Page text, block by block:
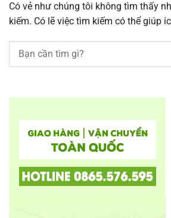
Có vẻ như chúng tôi không tìm thấy
kiếm. Có lẽ việc tìm kiếm có thể giúp